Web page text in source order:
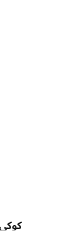
کوکی